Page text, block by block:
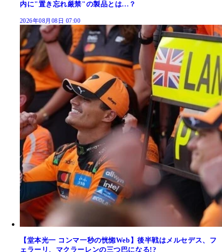
内に"置き忘れ厳禁"の製品とは...？
2026年08月08日 07:00
【堂本光一 コンマ一秒の恍惚Web】後半戦はメルセデス、フ
ェラーリ、マクラーレンの三つ巴になる!?